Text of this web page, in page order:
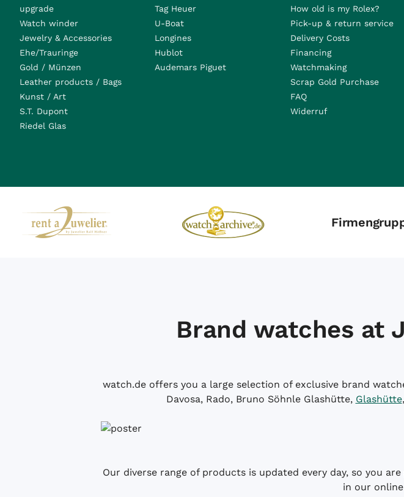
upgrade
Watch winder
Jewelry & Accessories
Ehe/Trauringe
Gold / Münzen
Leather products / Bags
Kunst / Art
S.T. Dupont
Riedel Glas
Tag Heuer
U-Boat
Longines
Hublot
Audemars Piguet
How old is my Rolex?
Pick-up & return service
Delivery Costs
Financing
Watchmaking
Scrap Gold Purchase
FAQ
Widerruf
Brand watches at
watch.de offers you a large selection of exclusive brand
Davosa, Rado, Bruno Söhnle Glashütte, Glashütte,
Our diverse range of products is updated every day, so you
in our